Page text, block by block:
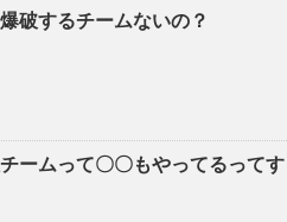
破するチームないの？
チームって〇〇もやってるってす